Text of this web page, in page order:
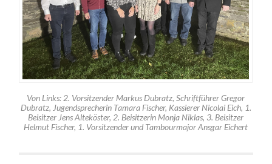
Von Links: 2. Vorsitzender Markus Dubratz, Schriftführer Gregor
Dubratz, Jugendsprecherin Tamara Fischer, Kassierer Nicolai Eich, 1.
Beisitzer Jens Alteköster, 2. Beisitzerin Monja Niklas, 3. Beisitzer
Helmut Fischer, 1. Vorsitzender und Tambourmajor Ansgar Eichert